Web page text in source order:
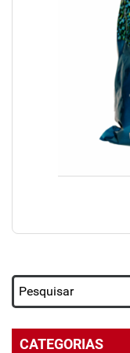
CATEGORIAS